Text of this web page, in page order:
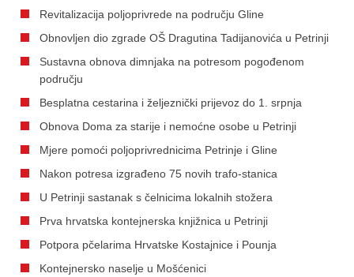
Revitalizacija poljoprivrede na području Gline
Obnovljen dio zgrade OŠ Dragutina Tadijanovića u Petrinji
Sustavna obnova dimnjaka na potresom pogođenom
području
Besplatna cestarina i željeznički prijevoz do 1. srpnja
Obnova Doma za starije i nemoćne osobe u Petrinji
Mjere pomoći poljoprivrednicima Petrinje i Gline
Nakon potresa izgrađeno 75 novih trafo-stanica
U Petrinji sastanak s čelnicima lokalnih stožera
Prva hrvatska kontejnerska knjižnica u Petrinji
Potpora pčelarima Hrvatske Kostajnice i Pounja
Kontejnersko naselje u Mošćenici